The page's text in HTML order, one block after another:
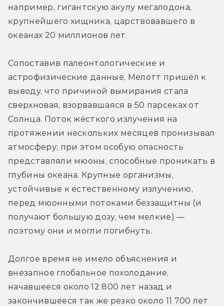
например, гигантскую акулу мегалодона,
крупнейшего хищника, царствовавшего в
океанах 20 миллионов лет.
Сопоставив палеонтологические и
астрофизические данные, Мелотт пришёл к
выводу, что причиной вымирания стала
сверхновая, взорвавшаяся в 50 парсеках от
Солнца. Поток жёсткого излучения на
протяжении нескольких месяцев пронизывал
атмосферу; при этом особую опасность
представляли мюоны, способные проникать в
глубины океана. Крупные организмы,
устойчивые к естественному излучению,
перед мюонными потоками беззащитны (и
получают большую дозу, чем мелкие) —
поэтому они и могли погибнуть.
Долгое время не имело объяснения и
внезапное глобальное похолодание,
начавшееся около 12 800 лет назад и
закончившееся так же резко около 11 700 лет